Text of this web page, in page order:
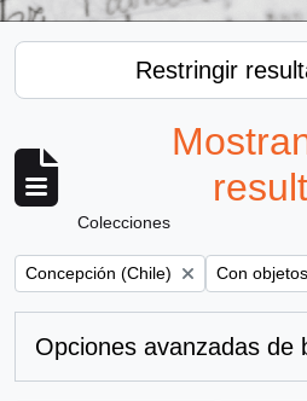
Restringir
Colecciones
Remove filter:
Concepción (Chile) Remove
Con
Opciones avanzadas de